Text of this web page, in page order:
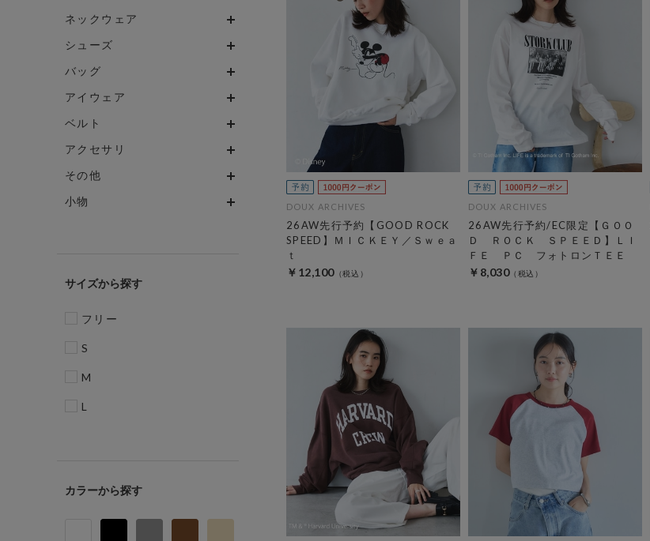
ネックウェア
シューズ
バッグ
アイウェア
ベルト
アクセサリ
その他
小物
サイズ
フリー
S
M
L
カラー
DOUX ARCHIVES
26AW先行予約【GOOD ROCK
SPEED】ＭＩＣＫＥＹ／Ｓｗｅａ
ｔ
￥12,100
DOUX ARCHIVES
26AW先行予約/EC限定【ＧＯＯ
Ｄ ＲＯＣＫ ＳＰＥＥＤ】ＬＩ
ＦＥ ＰＣ フォトロンＴＥＥ
￥8,030